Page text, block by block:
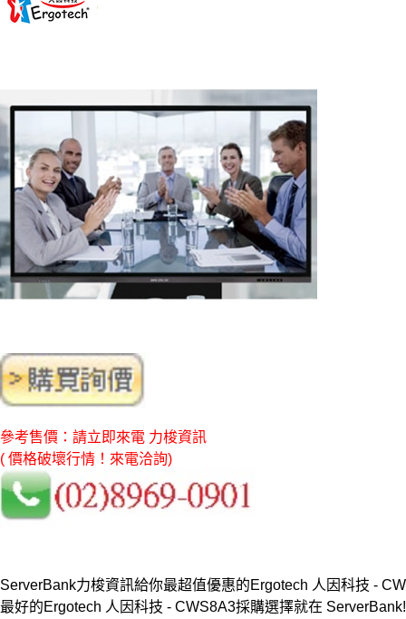
參考售價：請立即來電 力梭資訊
( 價格破壞行情！來電洽詢)
ServerBank力梭資訊給你最超值優惠的Ergotech 人因科技 -
最好的Ergotech 人因科技 - CWS8A3採購選擇就在 ServerBank!